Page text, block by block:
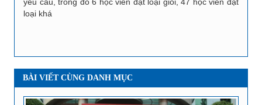
loại khá
BÀI VIẾT CÙNG DANH MỤC